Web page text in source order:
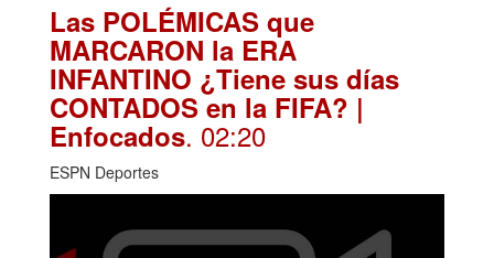
Las POLÉMICAS que
MARCARON la ERA
INFANTINO ¿Tiene sus días
CONTADOS en la FIFA? |
Enfocados. 02:20
ESPN Deportes